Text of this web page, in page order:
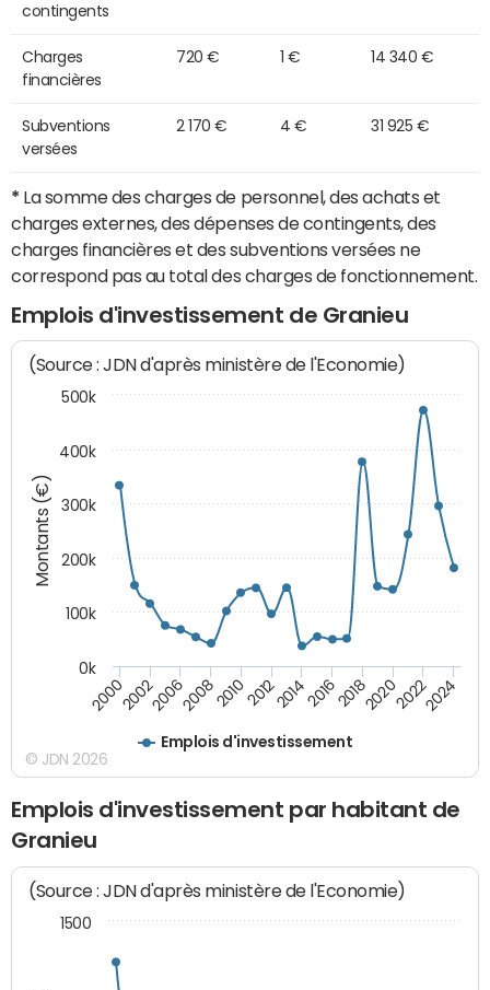
contingents
Charges
financières
720 € 1 € 14 340 €
Subventions
versées
2 170 € 4 € 31 925 €
* La somme des charges de personnel, des achats et
charges externes, des dépenses de contingents, des
charges financières et des subventions versées ne
correspond pas au total des charges de fonctionnement.
Emplois d'investissement de Granieu
Montants (€)
(Source : JDN d'après ministère de l'Economie)
Emplois d'investissement
200020022006200820102012201420162018202020222024
0k
100k
200k
300k
400k
500k
© JDN 2026
Emplois d'investissement par habitant de
Granieu
(Source : JDN d'après ministère de l'Economie)
1500